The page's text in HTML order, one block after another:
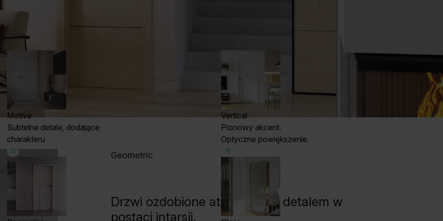
Motive
Subtelne detale, dodające
charakteru
Vertical
Pionowy akcent.
Optyczne powiększenie.
Geometric
Drzwi ozdobione atrakcyjnym detalem w
postaci intarsji.